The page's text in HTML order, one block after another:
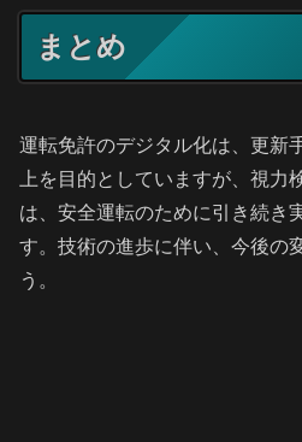
まとめ
運転免許のデジタル化は、更新
上を目的としていますが、視力
は、安全運転のために引き続き
す。技術の進歩に伴い、今後の
う。